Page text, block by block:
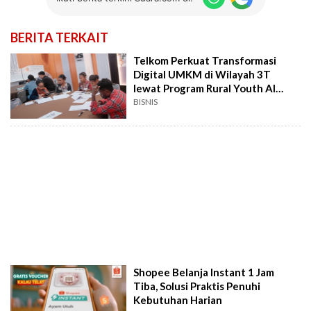
BERITA TERKAIT
Telkom Perkuat Transformasi
Digital UMKM di Wilayah 3T
lewat Program Rural Youth AI
Facilitator
BISNIS
Shopee Belanja Instant 1 Jam
Tiba, Solusi Praktis Penuhi
Kebutuhan Harian